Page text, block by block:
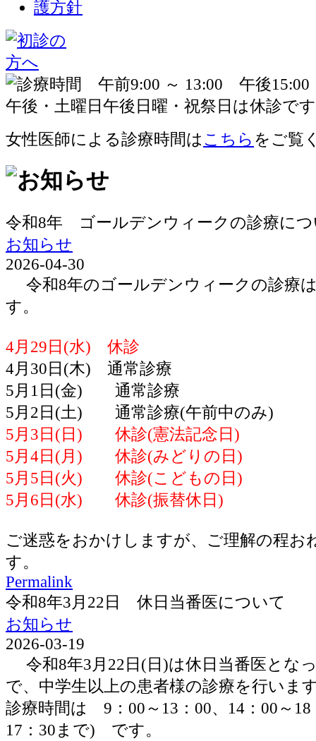
女性医師による診療時間は こちら をご覧
令和8年 ゴールデンウィークの診療に
お知らせ
2026-04-30
令和8年のゴールデンウィークの診療
す。
4月29日(水) 休診
4月30日(木) 通常診療
5月1日(金) 通常診療
5月2日(土) 通常診療(午前中のみ)
5月3日(日) 休診(憲法記念日)
5月4日(月) 休診(みどりの日)
5月5日(火) 休診(こどもの日)
5月6日(水) 休診(振替休日)
ご迷惑をおかけしますが、ご理解の程お
す。
Permalink
令和8年3月22日 休日当番医について
お知らせ
2026-03-19
令和8年3月22日(日)は休日当番医とな
で、中学生以上の患者様の診療を行いま
診療時間は 9：00～13：00、14：00～
17：30まで) です。